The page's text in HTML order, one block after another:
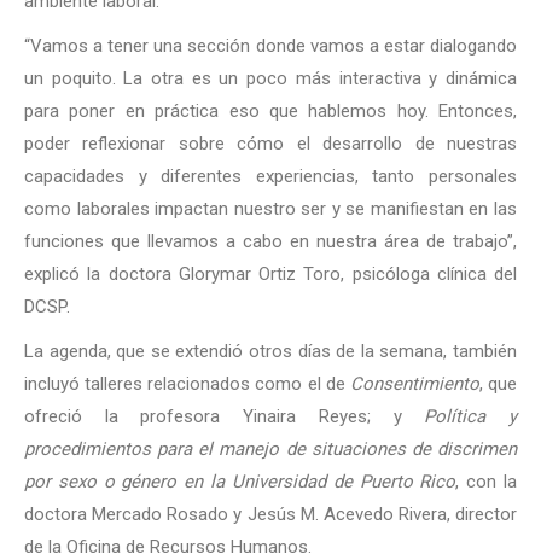
“Vamos a tener una sección donde vamos a estar dialogando
un poquito. La otra es un poco más interactiva y dinámica
para poner en práctica eso que hablemos hoy. Entonces,
poder reflexionar sobre cómo el desarrollo de nuestras
capacidades y diferentes experiencias, tanto personales
como laborales impactan nuestro ser y se manifiestan en las
funciones que llevamos a cabo en nuestra área de trabajo”,
explicó la doctora Glorymar Ortiz Toro, psicóloga clínica del
DCSP.
La agenda, que se extendió otros días de la semana, también
incluyó talleres relacionados como el de Consentimiento, que
ofreció la profesora Yinaira Reyes; y Política y
procedimientos para el manejo de situaciones de discrimen
por sexo o género en la Universidad de Puerto Rico, con la
doctora Mercado Rosado y Jesús M. Acevedo Rivera, director
de la Oficina de Recursos Humanos.